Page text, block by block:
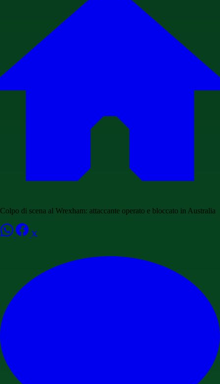
Colpo di scena al Wrexham: attaccante operato e bloccato in Australia